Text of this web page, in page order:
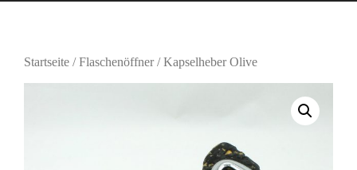
Startseite /Flaschenöffner/ Kapselheber Olive